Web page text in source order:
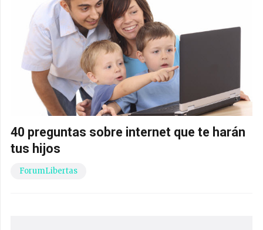
40 preguntas sobre internet que te harán
tus hijos
ForumLibertas